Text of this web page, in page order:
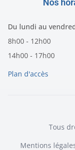
Nos
Du lundi au
8h00 - 12h00
14h00 - 17h00
Plan d'accès
Tous
Mentions